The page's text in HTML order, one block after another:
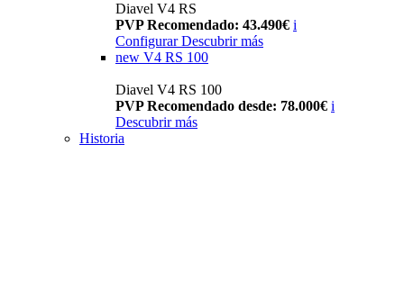
Diavel V4 RS
PVP Recomendado: 43.490€ i
Configurar Descubrir más
new V4 RS 100
Diavel V4 RS 100
PVP Recomendado desde: 78.000€ i
Descubrir más
Historia